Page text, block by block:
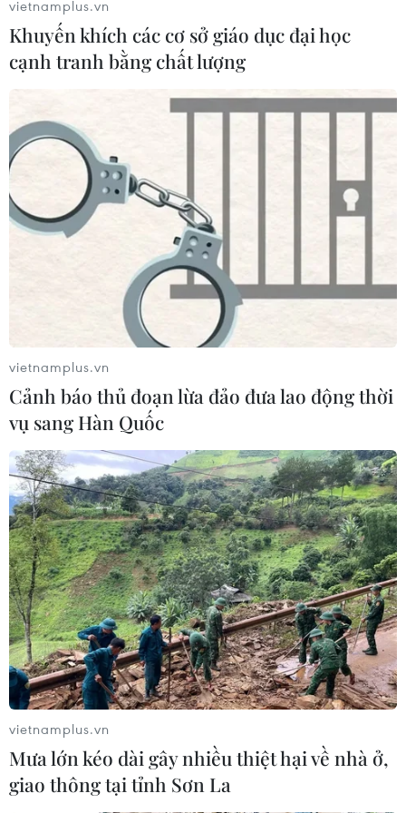
Biến dạng khuôn mặt sau khi tiêm thuốc
28/10/2016 09:46
Bệnh nhân kể lại, cách đây ít ngày họ có bôi và tiêm
thuốc làm trắng da tại một cơ sở spa ở Hà Nội để cải
thiện nước da sáng hơn.
Cách nhận biết về loại thuốc đông dược bị
trộn thêm tân dược
20/09/2017 07:16
Hiện nay, có nhiều người bệnh phản ánh có tình trạng
về thuốc đông dược bị trộn thêm tân dược làm ảnh
hưởng không nhỏ đến sức khỏe người dùng.
vietnamplus.vn
Khuyến khích các cơ sở giáo dục đại học
cạnh tranh bằng chất lượng
vietnamplus.vn
Cảnh báo thủ đoạn lừa đảo đưa lao động thời
vụ sang Hàn Quốc
vietnamplus.vn
Mưa lớn kéo dài gây nhiều thiệt hại về nhà ở,
giao thông tại tỉnh Sơn La